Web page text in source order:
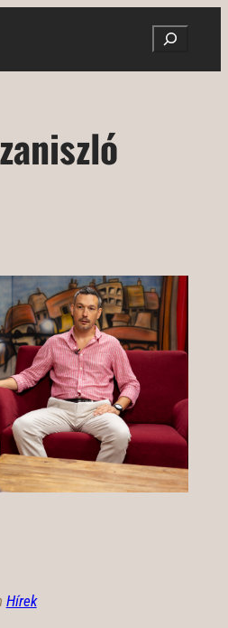
Search
Hírek